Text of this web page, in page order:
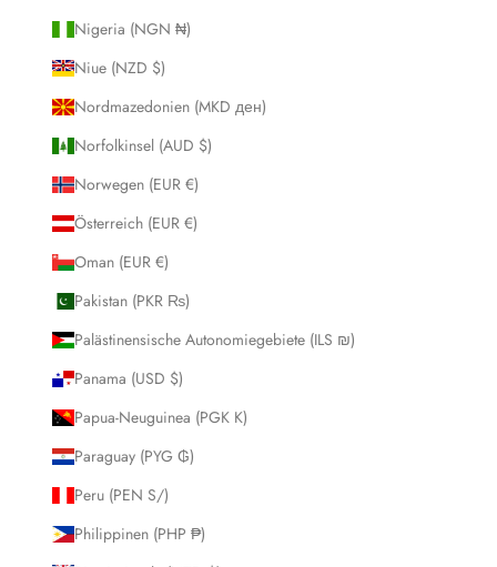
Nigeria (NGN ₦)
Niue (NZD $)
Nordmazedonien (MKD ден)
Norfolkinsel (AUD $)
Norwegen (EUR €)
Österreich (EUR €)
Oman (EUR €)
Pakistan (PKR ₨)
Palästinensische Autonomiegebiete (ILS ₪)
Panama (USD $)
Papua-Neuguinea (PGK K)
Paraguay (PYG ₲)
Peru (PEN S/)
Philippinen (PHP ₱)